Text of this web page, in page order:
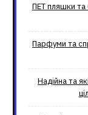
ПЕТ пляшки та
Парфуми та
Надійна та